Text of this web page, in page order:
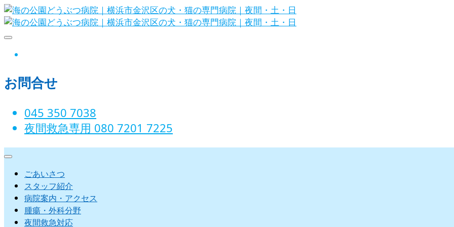
Skip
to
海の公園どうぶつ病院｜横浜市金沢区の犬・猫の専門病
お問合せ
045 350 7038‬
夜間救急専用 080 7201 7225‬
ごあいさつ
スタッフ紹介
病院案内・アクセス
腫瘍・外科分野
夜間救急対応